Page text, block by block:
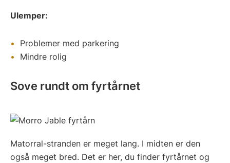
Ulemper:
Problemer med parkering
Mindre rolig
Sove rundt om fyrtårnet
Matorral-stranden er meget lang. I midten er den
også meget bred. Det er her, du finder fyrtårnet og